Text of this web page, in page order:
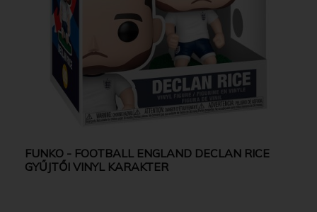
FUNKO - FOOTBALL ENGLAND DECLAN RICE
GYŰJTŐI VINYL KARAKTER